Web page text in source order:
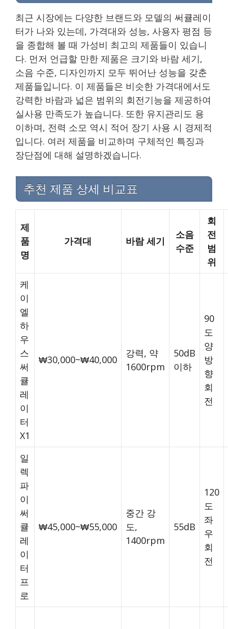
최근 시장에는 다양한 브랜드와 모델의 써큘레이
터가 나와 있는데, 가격대와 성능, 사용자 평점 등
을 종합해 볼 때 가성비 최고의 제품들이 있습니
다. 먼저 언급할 만한 제품은 크기와 바람 세기,
소음 수준, 디자인까지 모두 뛰어난 성능을 갖춘
제품들입니다. 이 제품들은 비슷한 가격대에서도
강력한 바람과 넓은 범위의 회전기능을 제공하여
실사용 만족도가 높습니다. 또한 유지관리도 용
이하며, 전력 소모 역시 적어 장기 사용 시 경제적
입니다. 여러 제품을 비교하며 구체적인 특징과
장단점에 대해 설명하겠습니다.
추천 제품 상세 비교표
제
품
명
가격대 바람 세기
소음
수준
회
전
범
위
케
이
엘
하
우
스
써
큘
레
이
터
X1
₩30,000~₩40,000
강력, 약
1600rpm
50dB
이하
90
도
양
방
향
회
전
일
렉
파
이
써
큘
레
이
터
프
로
₩45,000~₩55,000
중간 강
도,
1400rpm
55dB
120
도
좌
우
회
전